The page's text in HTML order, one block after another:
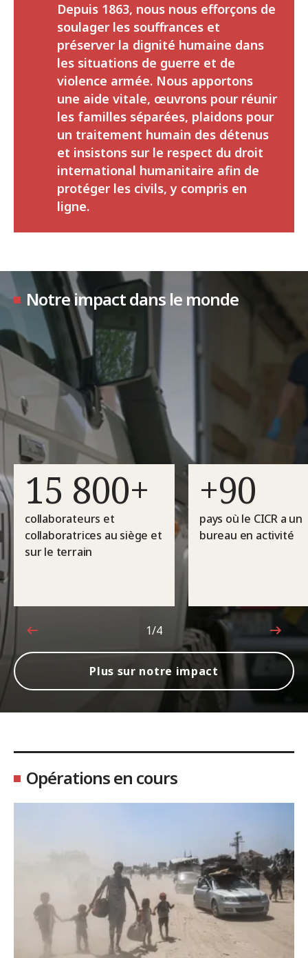
Depuis 1863, nous nous efforçons de
soulager les souffrances et
préserver la dignité humaine dans
les situations de guerre et de
violence armée. Nous apportons
une aide vitale, œuvrons pour réunir
les familles séparées, plaidons pour
un traitement humain des détenus
et insistons sur le respect du droit
international humanitaire afin de
protéger les civils, y compris en
ligne.
Notre impact dans le monde
15 800+
collaborateurs et
collaboratrices au siège et
sur le terrain
+90
pays où le CICR a un
bureau en activité
1sur4
1/4
Plus sur notre impact
Opérations en cours